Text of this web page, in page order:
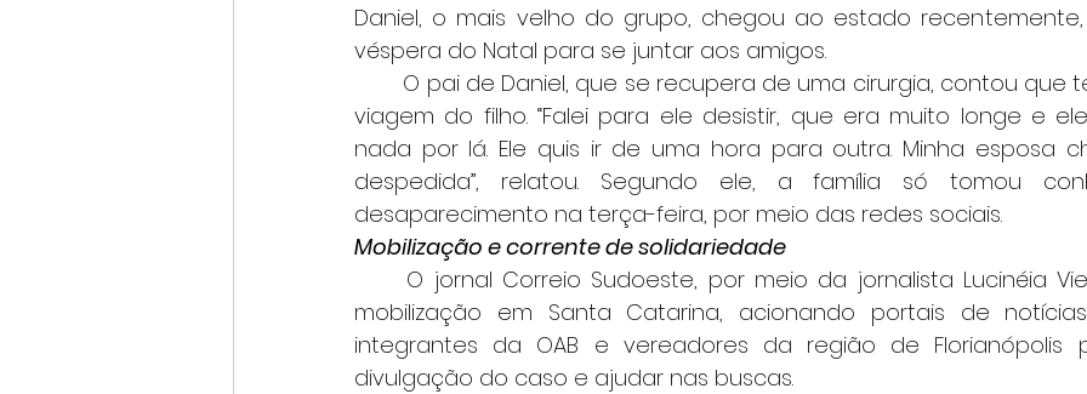
Daniel, o mais velho do grupo, chegou ao estado
véspera do Natal para se juntar aos amigos.
viagem do filho. “Falei para ele desistir, que era muito longe e
nada por lá. Ele quis ir de uma hora para outra. Minha esposa
despedida”, relatou. Segundo ele, a família só tomou
desaparecimento na terça-feira, por meio das redes sociais.
Mobilização e corrente de solidariedade
mobilização em Santa Catarina, acionando portais de
integrantes da OAB e vereadores da região de Florianópolis
divulgação do caso e ajudar nas buscas.